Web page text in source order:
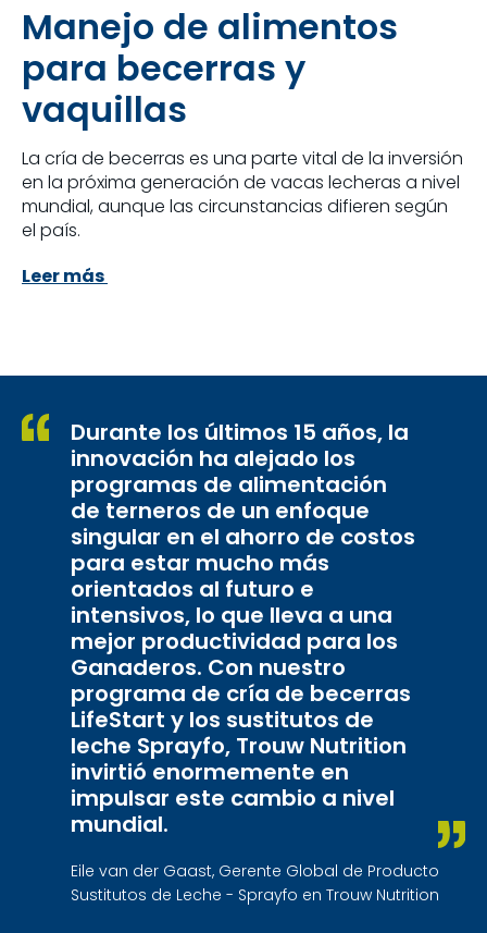
Manejo de alimentos
para becerras y
vaquillas
La cría de becerras es una parte vital de la inversión
en la próxima generación de vacas lecheras a nivel
mundial, aunque las circunstancias difieren según
el país.
Leer más
Durante los últimos 15 años, la
innovación ha alejado los
programas de alimentación
de terneros de un enfoque
singular en el ahorro de costos
para estar mucho más
orientados al futuro e
intensivos, lo que lleva a una
mejor productividad para los
Ganaderos. Con nuestro
programa de cría de becerras
LifeStart y los sustitutos de
leche Sprayfo, Trouw Nutrition
invirtió enormemente en
impulsar este cambio a nivel
mundial.
Eile van der Gaast, Gerente Global de Producto
Sustitutos de Leche - Sprayfo en Trouw Nutrition